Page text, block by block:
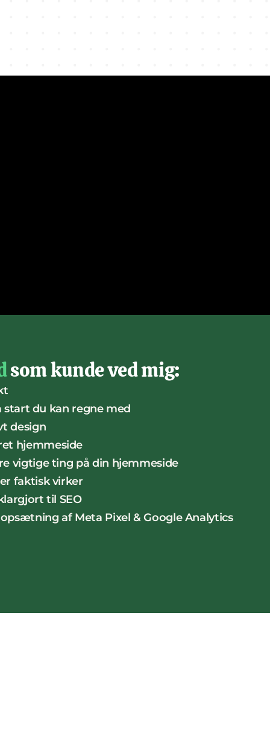
som kunde ved mig:
start du kan regne med
design
hjemmeside
vigtige ting på din hjemmeside
faktisk virker
til SEO
af Meta Pixel & Google Analytics